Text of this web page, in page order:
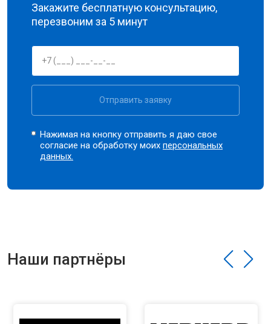
Закажите бесплатную консультацию,
перезвоним за 5 минут
Отправить заявку
Нажимая на кнопку отправить я даю свое
согласие на обработку моихперсональных
данных.
Наши партнёры